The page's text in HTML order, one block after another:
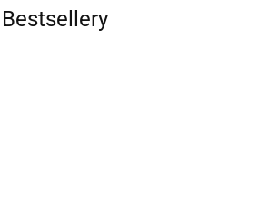
Bestsellery